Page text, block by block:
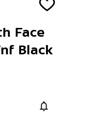
Face
Black